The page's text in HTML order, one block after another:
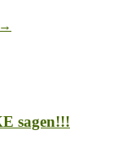
→
sagen!!!